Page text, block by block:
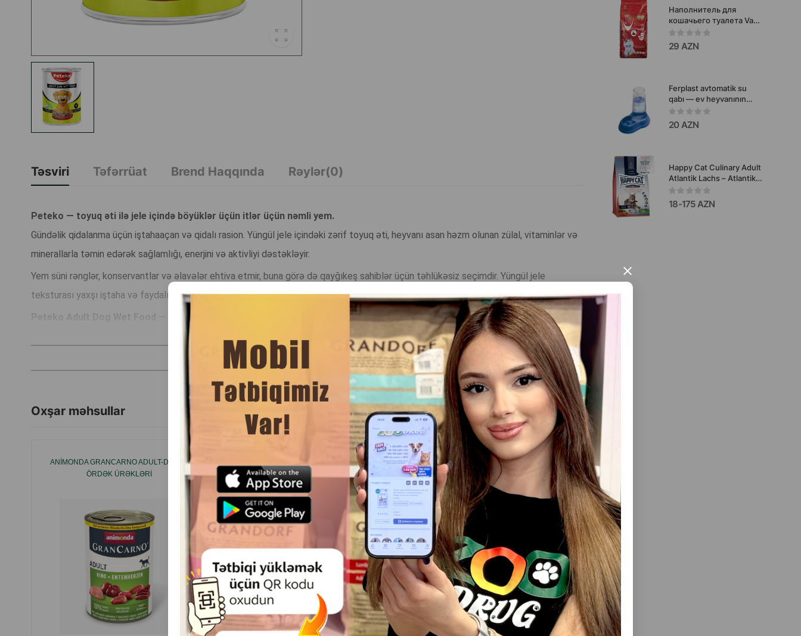
×
Təsviri Təfərrüat Brend Haqqında Rəylər(0)
Peteko — toyuq əti ilə jele içində böyüklər üçün itlər üçün nəmli yem.
Gündəlik qidalanma üçün iştahaaçan və qidalı rasion. Yüngül jele içindəki zərif toyuq əti, heyvanı asan həzm olunan zülal, vitaminlər və
minerallarla təmin edərək sağlamlığı, enerjini və aktivliyi dəstəkləyir.
Yem süni rənglər, konservantlar və əlavələr ehtiva etmir, buna görə də qayğıkeş sahiblər üçün təhlükəsiz seçimdir. Yüngül jele
teksturası yaxşı iştaha və faydalı komponentlərin rahat həzm olunmasına kömək edir.
— hər gün sizin heyvanınızın sağlamlığı və sevinc üçün dadlı və balanslaşdırılmış qidalanmadır.
Oxşar məhsullar Hamısını Gör
ANIMONDA GRANCARNO ADULT-DANA +
ÖRDƏK ÜRƏKLƏRI
NƏM YEM ANIMONDA GRAN CARNO
ORIGINAL ADULT YETKIN ITLƏR ÜÇÜN
MAL ƏTI ILƏ 400 QR.
YETKIN ITLƏR ÜÇÜN HINDUŞKA VƏ QUZU
ƏTLI YAŞ YEM ANIMONDA VOM FEINSTEN
ADULT, 150 Q
Наполнитель для
кошачьего туалета Van
Cat Premium Quality
натуральный
бентонитовый ультра
29 AZN
Ferplast avtomatik su
qabı — ev heyvanının
daim təmiz suya çıxışını
təmin edən rahat həlldir
20 AZN
Happy Cat Culinary Adult
Atlantik Lachs – Atlantik
somonlu böyüklər üçün
quru pişik yemi
18-175 AZN